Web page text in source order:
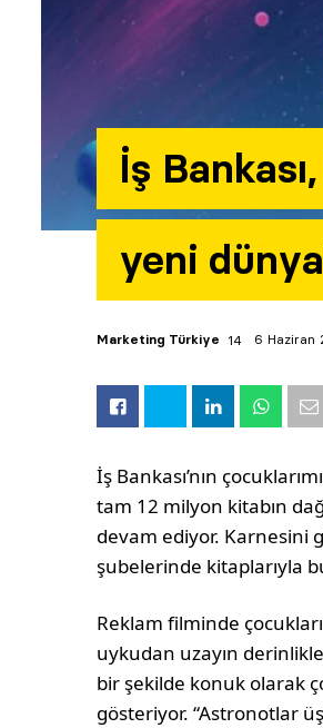
İş
yeni
Marketing Türkiye 6 Haziran
İş Bankası’nın
tam 12 milyon kitabın
devam ediyor. Karnesini
şubelerinde kitaplarıyla
Reklam filminde
uykudan uzayın
bir şekilde konuk olarak
gösteriyor. “Astronotlar